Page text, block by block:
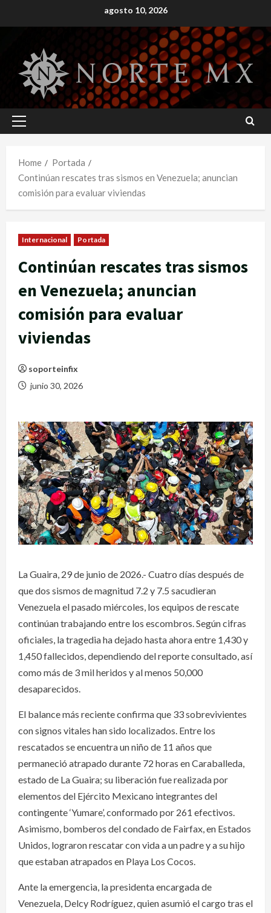
to
agosto 10, 2026
Primary
Home
Portada
Continúan rescates tras sismos en Venezuela; anuncian
comisión para evaluar viviendas
Internacional Portada
Continúan rescates tras sismos
en Venezuela; anuncian
comisión para evaluar
viviendas
soporteinfix
junio 30, 2026
La Guaira, 29 de junio de 2026.- Cuatro días después de
que dos sismos de magnitud 7.2 y 7.5 sacudieran
Venezuela el pasado miércoles, los equipos de rescate
continúan trabajando entre los escombros. Según cifras
oficiales, la tragedia ha dejado hasta ahora entre 1,430 y
1,450 fallecidos, dependiendo del reporte consultado, así
como más de 3 mil heridos y al menos 50,000
desaparecidos.
El balance más reciente confirma que 33 sobrevivientes
con signos vitales han sido localizados. Entre los
rescatados se encuentra un niño de 11 años que
permaneció atrapado durante 72 horas en Caraballeda,
estado de La Guaira; su liberación fue realizada por
elementos del Ejército Mexicano integrantes del
contingente ‘Yumare’, conformado por 261 efectivos.
Asimismo, bomberos del condado de Fairfax, en Estados
Unidos, lograron rescatar con vida a un padre y a su hijo
que estaban atrapados en Playa Los Cocos.
Ante la emergencia, la presidenta encargada de
Venezuela, Delcy Rodríguez, quien asumió el cargo tras el